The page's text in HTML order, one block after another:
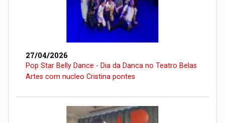
27/04/2026
Pop Star Belly Dance - Dia da Danca no Teatro Belas
Artes com nucleo Cristina pontes